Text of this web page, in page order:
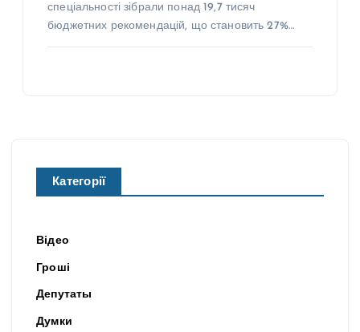
спеціальності зібрали понад 19,7 тисяч
бюджетних рекомендацій, що становить 27%…
Категорії
Відео
Гроші
Депутаты
Думки